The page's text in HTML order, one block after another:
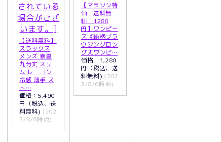
【送料無料】
スラックス
メンズ 春夏
九分丈 スリ
ム レーヨン
冷感 薄手 ス
ト…
価格：5,490
円（税込、送
料無料) (202
3/8/6時点)
【マラソン特
価！送料無
料！1280
円】ワンピー
ス《総柄ブラ
ウジングロン
グ丈ワンピ…
価格：1,280
円（税込、送
料無料) (202
3/8/6時点)